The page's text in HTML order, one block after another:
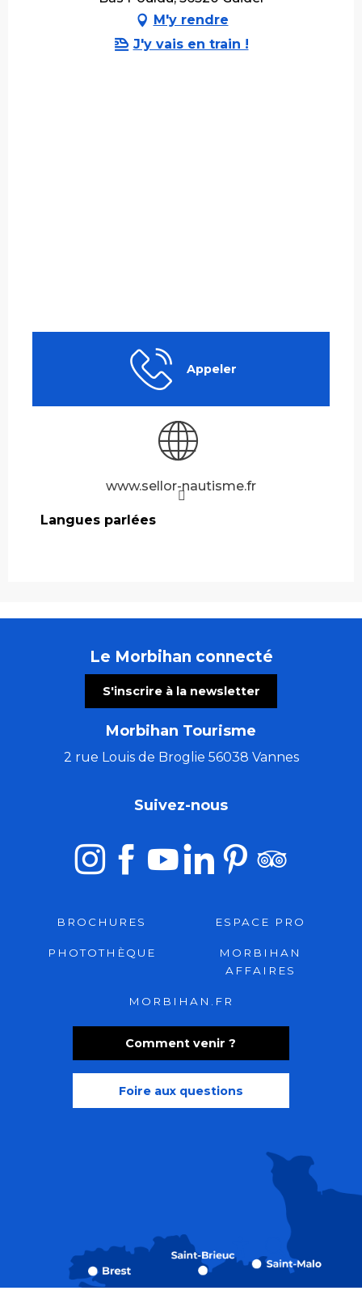
Recherche
M'y rendre
J'y vais en train !
Appeler
www.sellor-nautisme.fr
Langues parlées
Langues parlées
Le Morbihan connecté
S'inscrire à la newsletter
Morbihan Tourisme
2 rue Louis de Broglie 56038 Vannes
Comment venir ?
Foire aux questions
Suivez-nous
BROCHURES ESPACE PRO
PHOTOTHÈQUE
MORBIHAN
AFFAIRES
MORBIHAN.FR